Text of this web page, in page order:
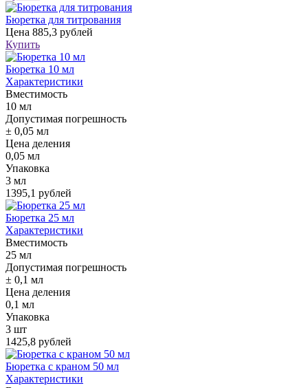
Бюретка для титрования
Цена 885,3 рублей
Купить
Бюретка 10 мл
Характеристики
Вместимость
10 мл
Допустимая погрешность
± 0,05 мл
Цена деления
0,05 мл
Упаковка
3 мл
1395,1 рублей
Бюретка 25 мл
Характеристики
Вместимость
25 мл
Допустимая погрешность
± 0,1 мл
Цена деления
0,1 мл
Упаковка
3 шт
1425,8 рублей
Бюретка с краном 50 мл
Характеристики